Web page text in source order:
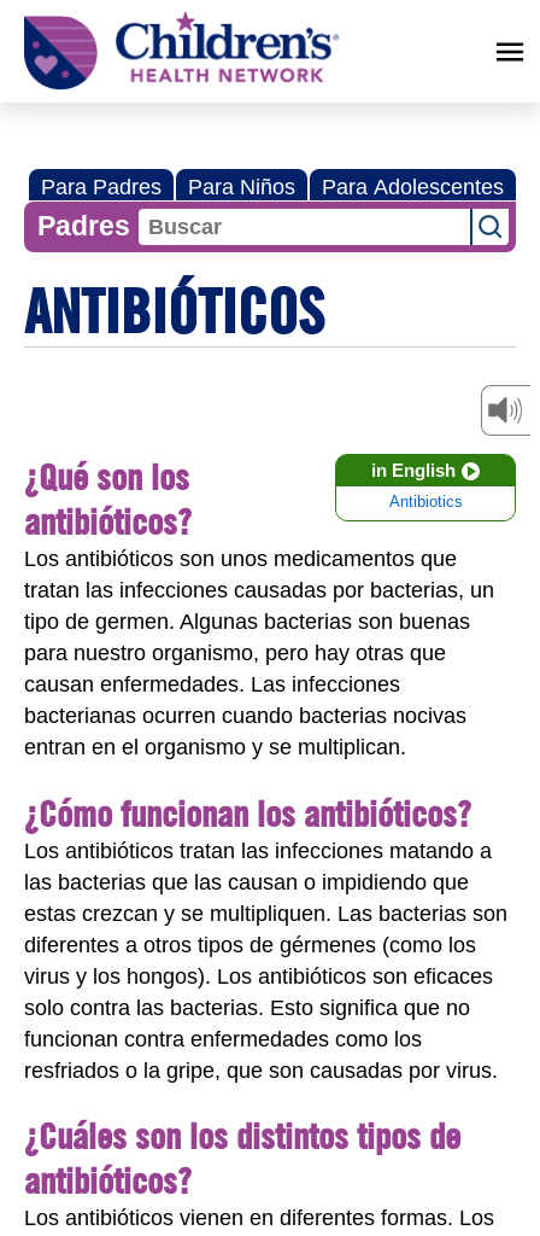
Children's
Health
Network
Para Padres Para Niños Para Adolescentes
Padres
ANTIBIÓTICOS
in English
Antibiotics
¿Qué son los
antibióticos?
Los antibióticos son unos medicamentos que
tratan las infecciones causadas por bacterias, un
tipo de germen. Algunas bacterias son buenas
para nuestro organismo, pero hay otras que
causan enfermedades. Las infecciones
bacterianas ocurren cuando bacterias nocivas
entran en el organismo y se multiplican.
¿Cómo funcionan los antibióticos?
Los antibióticos tratan las infecciones matando a
las bacterias que las causan o impidiendo que
estas crezcan y se multipliquen. Las bacterias son
diferentes a otros tipos de gérmenes (como los
virus y los hongos). Los antibióticos son eficaces
solo contra las bacterias. Esto significa que no
funcionan contra enfermedades como los
resfriados o la gripe, que son causadas por virus.
¿Cuáles son los distintos tipos de
antibióticos?
Los antibióticos vienen en diferentes formas. Los